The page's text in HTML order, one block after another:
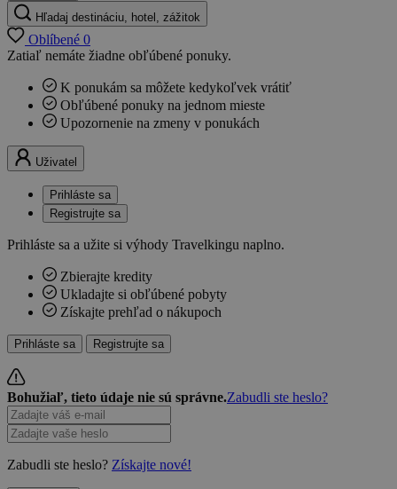
Hľadaj destináciu, hotel, zážitok
Oblíbené 0
Zatiaľ nemáte žiadne obľúbené ponuky.
K ponukám sa môžete kedykoľvek vrátiť
Obľúbené ponuky na jednom mieste
Upozornenie na zmeny v ponukách
Uživatel
Prihláste sa
Registrujte sa
Prihláste sa a užite si výhody Travelkingu naplno.
Zbierajte kredity
Ukladajte si obľúbené pobyty
Získajte prehľad o nákupoch
Prihláste sa Registrujte sa
Bohužiaľ, tieto údaje nie sú správne.Zabudli ste heslo?
Zabudli ste heslo? Získajte nové!